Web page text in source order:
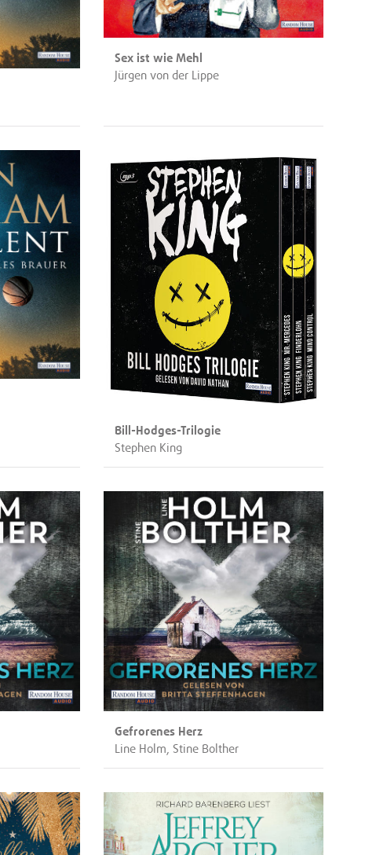
Sex ist wie Mehl
Jürgen von der Lippe
Bill-Hodges-Trilogie
Stephen King
Gefrorenes Herz
Line Holm, Stine Bolther